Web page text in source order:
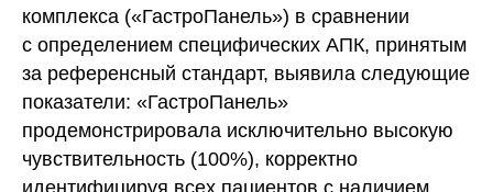
комплекса («ГастроПанель») в сравнении
с определением специфических АПК, принятым
за референсный стандарт, выявила следующие
показатели: «ГастроПанель»
продемонстрировала исключительно высокую
чувствительность (100%), корректно
идентифицируя всех пациентов с наличием